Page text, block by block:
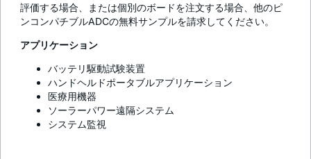
評価する場合、または個別のボードを注文する場合、他のピ
ンコンパチブルADCの無料サンプルを請求してください。
アプリケーション
バッテリ駆動試験装置
ハンドヘルドポータブルアプリケーション
医療用機器
ソーラーパワー遠隔システム
システム監視